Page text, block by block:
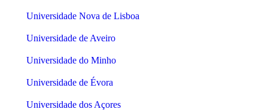
Universidade Nova de Lisboa
Universidade de Aveiro
Universidade do Minho
Universidade de Évora
Universidade dos Açores